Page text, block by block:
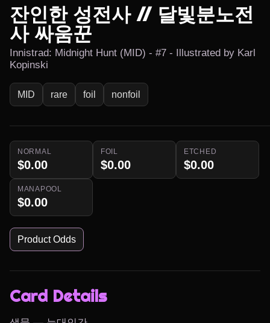
잔인한 성전사 // 달빛분노전
사 싸움꾼
Innistrad: Midnight Hunt (MID) - #7 - Illustrated by Karl
Kopinski
MID rare foil nonfoil
NORMAL
$0.00
FOIL
$0.00
ETCHED
$0.00
MANAPOOL
$0.00
Product Odds
Card Details